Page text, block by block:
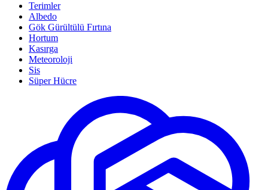
Terimler
Albedo
Gök Gürültülü Fırtına
Hortum
Kasırga
Meteoroloji
Sis
Süper Hücre